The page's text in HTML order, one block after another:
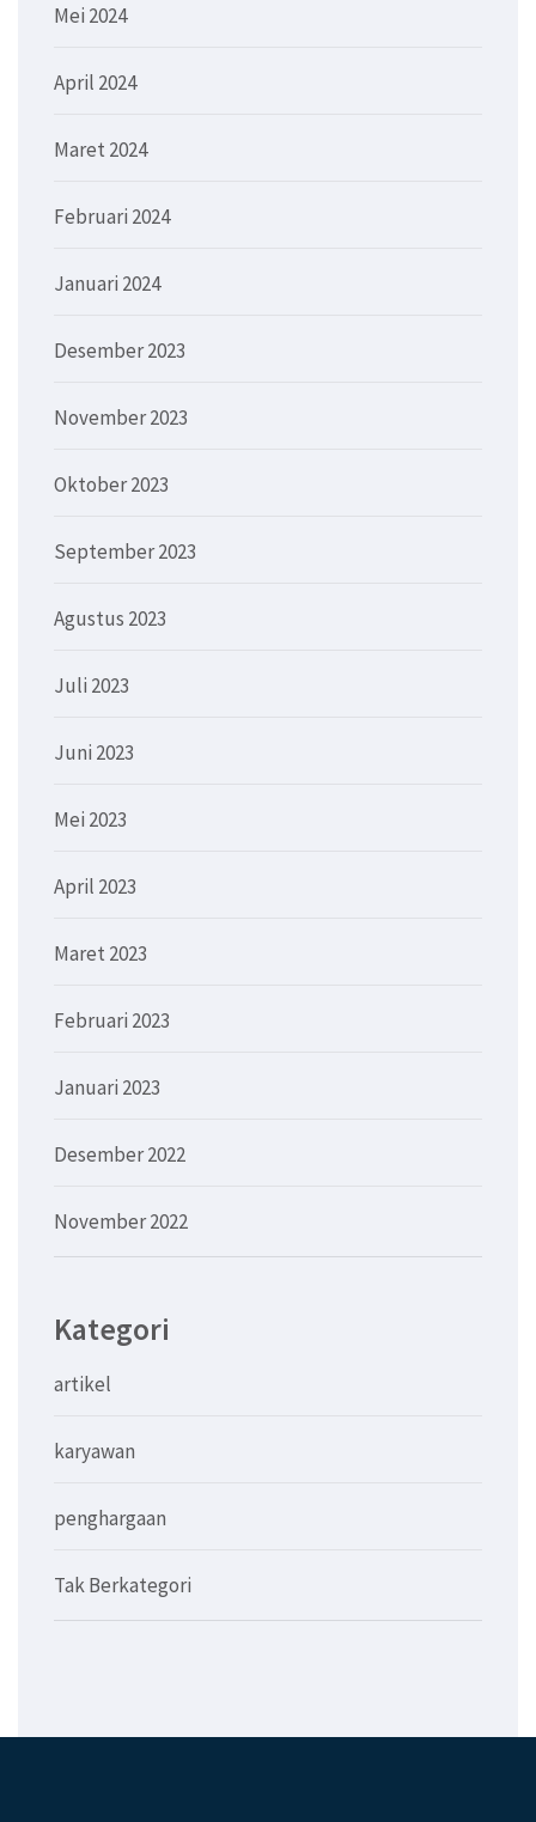
Mei 2024
April 2024
Maret 2024
Februari 2024
Januari 2024
Desember 2023
November 2023
Oktober 2023
September 2023
Agustus 2023
Juli 2023
Juni 2023
Mei 2023
April 2023
Maret 2023
Februari 2023
Januari 2023
Desember 2022
November 2022
Kategori
artikel
karyawan
penghargaan
Tak Berkategori